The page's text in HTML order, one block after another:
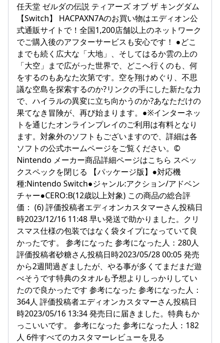
任天堂 ゼルダの伝説 ティアーズ オブ ザ キングダム
【Switch】 HACPAXN7Aのお買い物はエディオン公
式通販サイトで！全国1,200店舗以上のネットワーク
でご購入後のアフターサービスも安心です！ ●どこ
までも続く広大な「大地」、そしてはるか雲の上の
「大空」まで広がった世界で、どこへ行くのも、何
をするのもあなた次第です。空を翔けめぐり、不思
議な空島を探索するのか?リンクの手にした新たな力
で、ハイラルの異変に立ち向かうのか?あなただけの
果てなき冒険が、再び始まります。●※インターネッ
トを通じたオンラインプレイのご利用は有料となり
ます。対象外のソフトもございますので、詳細は各
ソフトの公式ホームページをご覧ください。©
Nintendo メーカー商品詳細ページはこちら スペッ
クスペックを閉じる 【パッケージ版】●対応機
種:Nintendo Switch●ジャンル:アクション/アドベン
チャー●CERO:B(12歳以上対象) この商品の総合評
価： (6) 評価投稿者エディオンカスタマーさん投稿日
時2023/12/16 11:48 早い発送で助かりました。クリ
スマス仕様の包装ではなく袋タイプになっていて良
かったです。 参考になった 参考になった人：280人
評価投稿者砂糖さん投稿日時2023/05/28 00:05 発売
から2週間過ぎましたが、やる事が多くてまだまだ遊
べそうです特典のタオルも予想よりしっかりしてい
たので良かったです 参考になった 参考になった人：
364人 評価投稿者エディオンカスタマーさん投稿日
時2023/05/16 13:34 発売日に届きました。特典もか
っこいいです。 参考になった 参考になった人：182
人 6件すべてのカスタマーレビューを見る